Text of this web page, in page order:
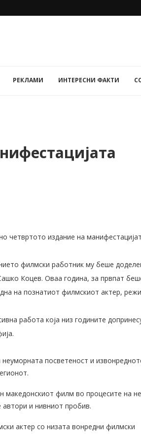
РЕКЛАМИ ИНТЕРЕСНИ ФАКТИ
четвртото издание на
филмски работник му беше
Коцев. Оваа година, за првпат
на познатиот филмскиот актер,
работа која низ годините
посветеност и
македонскиот филм во процесите на
и нивниот пробив.
актер со низата вонредни филмски